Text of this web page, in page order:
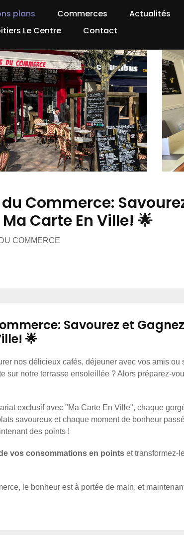
plans Commerces Actualités
Le Centre
Contact
Commerce:
Carte En Ville! 🌟
COMMERCE
Savourez et
🌟
nos délicieux cafés, déjeuner avec vos amis ou
sur notre terrasse ensoleillée ? Alors préparez-
exclusif avec "Ma Carte En Ville", chaque
savoureux et chaque moment de bonheur
des points !
vos consommations en points et transformez-
le bonheur est à portée de main, et